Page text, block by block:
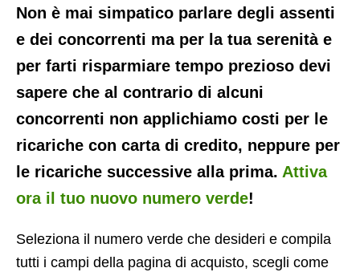
Non è mai simpatico parlare degli assenti
e dei concorrenti ma per la tua serenità e
per farti risparmiare tempo prezioso devi
sapere che al contrario di alcuni
concorrenti non applichiamo costi per le
ricariche con carta di credito, neppure per
le ricariche successive alla prima. Attiva
ora il tuo nuovo numero verde!
Seleziona il numero verde che desideri e compila
tutti i campi della pagina di acquisto, scegli come